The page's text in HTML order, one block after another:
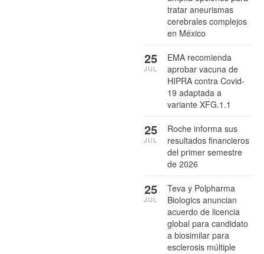
tratar aneurismas
cerebrales complejos
en México
EMA recomienda
aprobar vacuna de
HIPRA contra Covid-
19 adaptada a
variante XFG.1.1
25
JUL
Roche informa sus
resultados financieros
del primer semestre
de 2026
25
JUL
Teva y Polpharma
Biologics anuncian
acuerdo de licencia
global para candidato
a biosimilar para
esclerosis múltiple
25
JUL